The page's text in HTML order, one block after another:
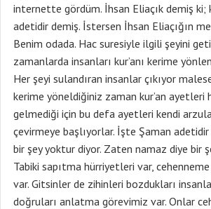
internette gördüm. İhsan Eliaçık demiş ki;
adetidir demiş. İstersen İhsan Eliaçığın
Benim odada. Hac suresiyle ilgili şeyini
zamanlarda insanları kur’anı kerime
Her şeyi sulandıran insanlar çıkıyor
kerime yöneldiğiniz zaman kur’an ayetleri
gelmediği için bu defa ayetleri kendi
çevirmeye başlıyorlar. İşte Şaman adetidir
bir şey yoktur diyor. Zaten namaz diye bir
Tabiki sapıtma hürriyetleri var,
var. Gitsinler de zihinleri bozdukları
doğruları anlatma görevimiz var. Onlar